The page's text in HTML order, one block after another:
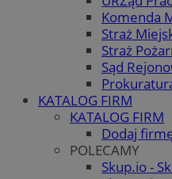
Komenda
Straż
Straż
Sąd
KATALOG FIRM
KATALOG FIRM
Dodaj
POLECAMY
Skup.io -